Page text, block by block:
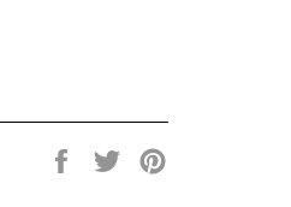
Condividi
Twitta